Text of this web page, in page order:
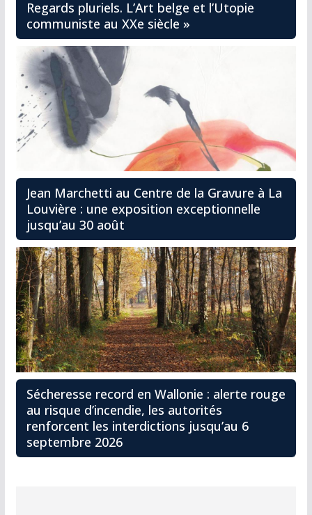
Regards pluriels. L’Art belge et l’Utopie
communiste au XXe siècle »
Jean Marchetti au Centre de la Gravure à La
Louvière : une exposition exceptionnelle
jusqu’au 30 août
Sécheresse record en Wallonie : alerte rouge
au risque d’incendie, les autorités
renforcent les interdictions jusqu’au 6
septembre 2026